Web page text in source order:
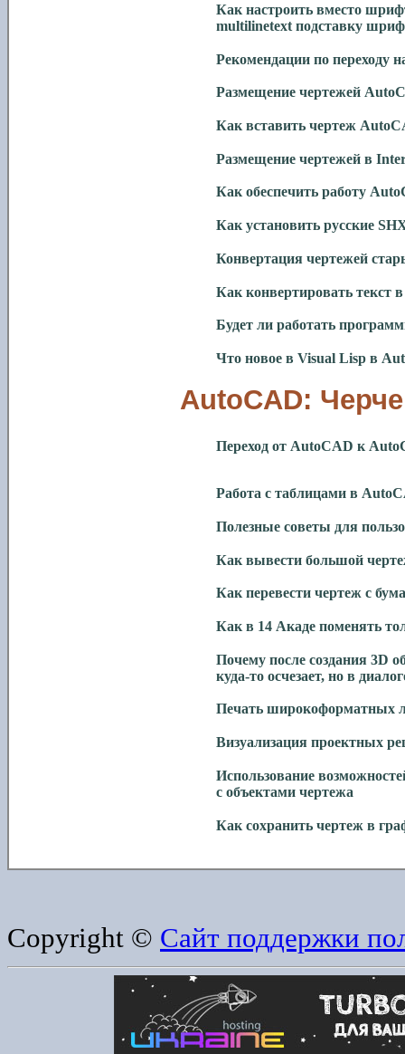
Как настроить вместо
multilinetext подставку
Рекомендации по переходу
Размещение чертежей
Как вставить чертеж
Размещение чертежей в
Как обеспечить работу
Как установить русские
Конвертация чертежей
Как конвертировать текст
Будет ли работать
Что новое вVisual Lisp в
AutoCAD:
Переход от AutoCAD к
Работа с таблицами в
Полезные советы для
Как вывести большой
Как перевести чертеж с
Как в 14 Акаде поменять
Почему после создания 3D
куда-то осчезает, но в
Печать широкоформатных
Визуализация проектных
Использование
с объектами чертежа
Как сохpанить чертеж в
Copyright © Сайт поддержки